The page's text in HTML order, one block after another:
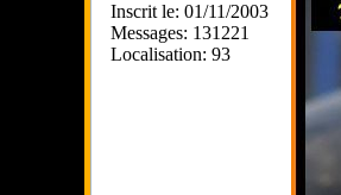
Inscrit le: 01/11/2003
Messages: 131221
Localisation: 93